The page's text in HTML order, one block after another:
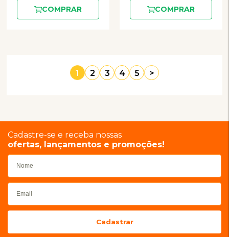
COMPRAR COMPRAR
1 2 3 4 5 >
Cadastre-se e receba nossas
ofertas, lançamentos e promoções!